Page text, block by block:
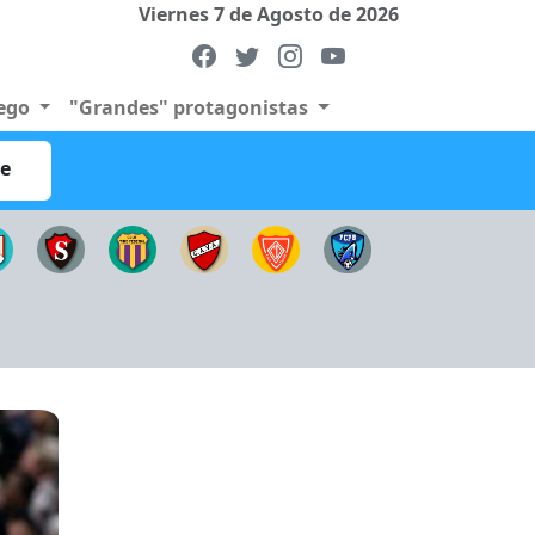
Viernes 7 de Agosto de 2026
"Grandes" protagonistas